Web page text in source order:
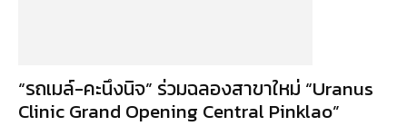
“รถเมล์-คะนึงนิจ” ร่วมฉลองสาขาใหม่ “Uranus
Clinic Grand Opening Central Pinklao”